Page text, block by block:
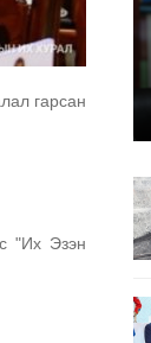
гарсан
"Их Эзэн